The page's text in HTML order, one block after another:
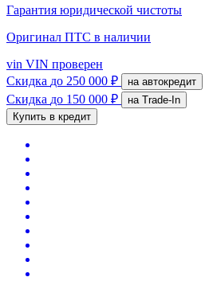
Гарантия юридической чистоты
Оригинал ПТС в наличии
vin VIN проверен
Скидка до 250 000 ₽ на автокредит
Скидка до 150 000 ₽
на Trade-In
Купить в кредит